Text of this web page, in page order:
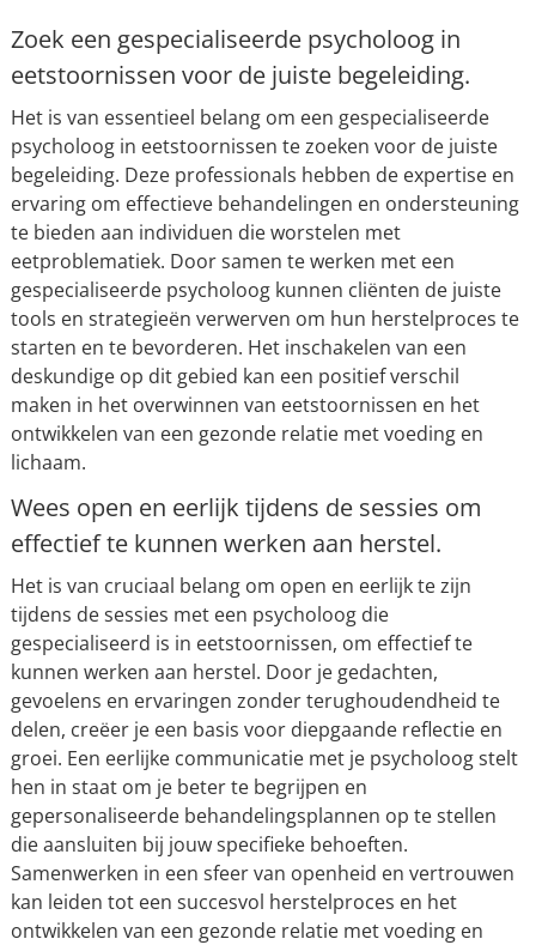
Zoek een gespecialiseerde psycholoog in
eetstoornissen voor de juiste begeleiding.
Het is van essentieel belang om een gespecialiseerde
psycholoog in eetstoornissen te zoeken voor de juiste
begeleiding. Deze professionals hebben de expertise en
ervaring om effectieve behandelingen en ondersteuning
te bieden aan individuen die worstelen met
eetproblematiek. Door samen te werken met een
gespecialiseerde psycholoog kunnen cliënten de juiste
tools en strategieën verwerven om hun herstelproces te
starten en te bevorderen. Het inschakelen van een
deskundige op dit gebied kan een positief verschil
maken in het overwinnen van eetstoornissen en het
ontwikkelen van een gezonde relatie met voeding en
lichaam.
Wees open en eerlijk tijdens de sessies om
effectief te kunnen werken aan herstel.
Het is van cruciaal belang om open en eerlijk te zijn
tijdens de sessies met een psycholoog die
gespecialiseerd is in eetstoornissen, om effectief te
kunnen werken aan herstel. Door je gedachten,
gevoelens en ervaringen zonder terughoudendheid te
delen, creëer je een basis voor diepgaande reflectie en
groei. Een eerlijke communicatie met je psycholoog stelt
hen in staat om je beter te begrijpen en
gepersonaliseerde behandelingsplannen op te stellen
die aansluiten bij jouw specifieke behoeften.
Samenwerken in een sfeer van openheid en vertrouwen
kan leiden tot een succesvol herstelproces en het
ontwikkelen van een gezonde relatie met voeding en